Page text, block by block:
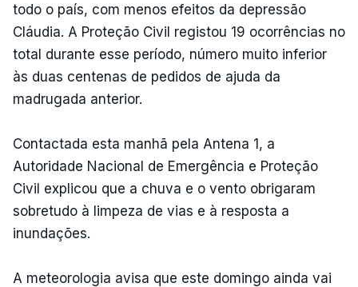
todo o país, com menos efeitos da depressão
Cláudia. A Proteção Civil registou 19 ocorrências no
total durante esse período, número muito inferior
às duas centenas de pedidos de ajuda da
madrugada anterior.
Contactada esta manhã pela Antena 1, a
Autoridade Nacional de Emergência e Proteção
Civil explicou que a chuva e o vento obrigaram
sobretudo à limpeza de vias e à resposta a
inundações.
A meteorologia avisa que este domingo ainda vai